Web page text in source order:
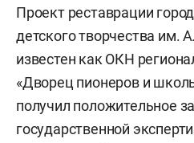
Проект реставрации
детского творчества им.
известен как ОКН
«Дворец пионеров и
получил положительное
государственной